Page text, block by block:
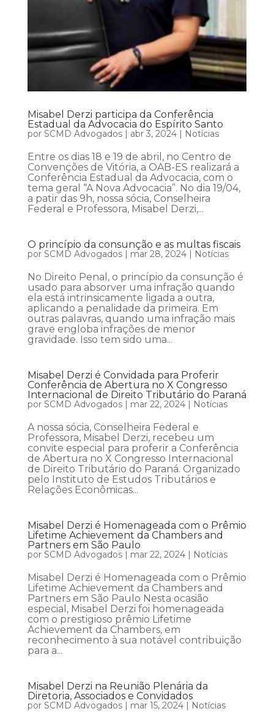
Misabel Derzi participa da Conferência
Estadual da Advocacia do Espírito Santo
por SCMD Advogados| abr 3, 2024| Notícias
Entre os dias 18 e 19 de abril, no Centro de
Convenções de Vitória, a OAB-ES realizará a
Conferência Estadual da Advocacia, com o
tema geral “A Nova Advocacia”. No dia 19/04,
a patir das 9h, nossa sócia, Conselheira
Federal e Professora, Misabel Derzi,...
O princípio da consunção e as multas fiscais
por SCMD Advogados| mar 28, 2024| Notícias
No Direito Penal, o princípio da consunção é
usado para absorver uma infração quando
ela está intrinsicamente ligada a outra,
aplicando a penalidade da primeira. Em
outras palavras, quando uma infração mais
grave engloba infrações de menor
gravidade. Isso tem sido uma...
Misabel Derzi é Convidada para Proferir
Conferência de Abertura no X Congresso
Internacional de Direito Tributário do Paraná
por SCMD Advogados| mar 22, 2024| Notícias
A nossa sócia, Conselheira Federal e
Professora, Misabel Derzi, recebeu um
convite especial para proferir a Conferência
de Abertura no X Congresso Internacional
de Direito Tributário do Paraná. Organizado
pelo Instituto de Estudos Tributários e
Relações Econômicas...
Misabel Derzi é Homenageada com o Prêmio
Lifetime Achievement da Chambers and
Partners em São Paulo
por SCMD Advogados| mar 22, 2024| Notícias
Misabel Derzi é Homenageada com o Prêmio
Lifetime Achievement da Chambers and
Partners em São Paulo Nesta ocasião
especial, Misabel Derzi foi homenageada
com o prestigioso prêmio Lifetime
Achievement da Chambers, em
reconhecimento à sua notável contribuição
para a...
Misabel Derzi na Reunião Plenária da
Diretoria, Associados e Convidados
por SCMD Advogados| mar 15, 2024| Notícias